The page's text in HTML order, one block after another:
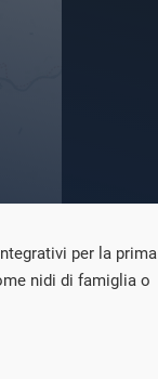
per la prima
nidi di famiglia o